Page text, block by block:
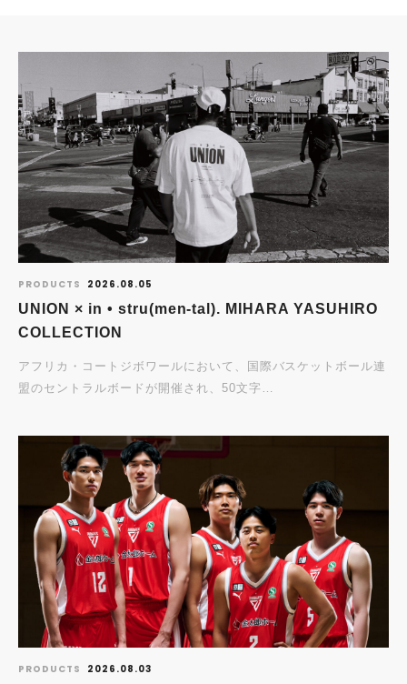
PRODUCTS 2026.08.05
UNION × in • stru(men-tal). MIHARA YASUHIRO
COLLECTION
アフリカ・コートジボワールにおいて、国際バスケットボール連
盟のセントラルボードが開催され、50文字…
PRODUCTS 2026.08.03